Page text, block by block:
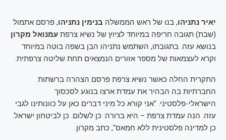
יאיר נתניהו, בנו של ראש הממשלה בנימין נתניהו, פרסם אתמול
(שבת) תגובה חריפה במיוחד לציוץ של נשיא צרפת עמנואל מקרון
בנושא עזה. בתגובתו, השתמש נתניהו הבן בשפה בוטה במיוחד
וקרא לעצמאות של מספר אזורים הנמצאים תחת שליטה צרפתית.
התקרית החלה כאשר נשיא צרפת פרסם הצהרה ברשתות
החברתיות בה הבהיר את עמדת ארצו בנוגע לסכסוך
הישראלי-פלסטיני. "אני קורא כל מיני דברים כאן על כוונותינו לגבי
עזה. הנה עמדת צרפת – היא ברורה: כן לשלום. כן לביטחון ישראל.
כן למדינה פלסטינית ללא חמאס", כתב מקרון.